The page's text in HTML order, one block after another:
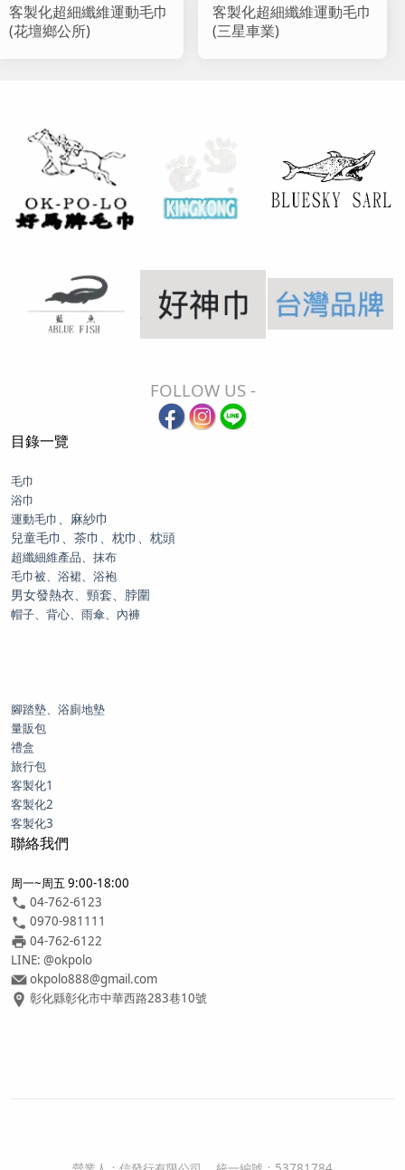
客製化超細纖維運動毛巾
(花壇鄉公所)
客製化超細纖維運動毛巾
(三星車業)
FOLLOW US -
目錄一覽
毛巾
浴巾
運動毛巾
、麻紗巾
兒童毛巾、茶巾、枕巾、枕頭
超纖細維產品、抹布
毛巾被、浴裙、浴袍
男女發熱衣、頸套、脖圍
帽子、背心、雨傘、內褲
腳踏墊、浴廁地墊
量販包
禮盒
旅行包
客製化1
客製化2
客製化3
聯絡我們
周一~周五 9:00-18:00
04-762-6123
0970-981111
04-762-6122
LINE: @okpolo
okpolo888@gmail.com
彰化縣彰化市中華西路283巷10號